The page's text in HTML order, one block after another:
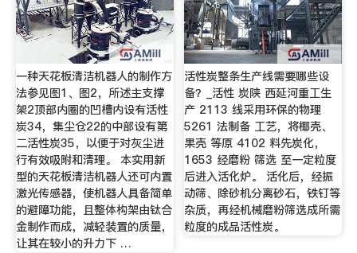
一种天花板清洁机器人的制作方
法参见图1、图2，所述主支撑
架2顶部内圈的凹槽内设有活性
炭34，集尘仓22的中部设有第
二活性炭35，以便于对灰尘进
行有效吸附和清理。 本实用新
型的天花板清洁机器人还可内置
激光传感器，使机器人具备简单
的避障功能，且整体构架由钛合
金制作而成，减轻装置的质量，
让其在较小的升力下 …
活性炭整条生产线需要哪些设
备？_活性 炭陕 西延河重工生
产 2113 线采用环保的物理
5261 法制备 工艺，将椰壳、
果壳 等原 4102 料先炭化，
1653 经磨粉 筛选 至一定粒度
后进入活化炉。 活化后，经振
动筛、除砂机分离砂石，铁钉等
杂质，再经机械磨粉筛选成所需
粒度的成品活性炭。